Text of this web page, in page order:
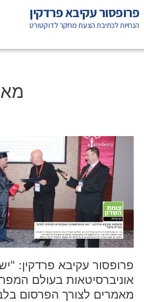
לתוכן
פרופסור עקיבא פרדקין
הנחיות לכתיבת הצעת מחקר לדוקטורט
מאי
פרופסור עקיבא פרדקין:
אוניברסיטאות בעולם
מאמרים לצורך הפרסום
פרופסור
פרדקין:
אוניברסיטאות
המפרסמות
מאמרים
לצורך
הפרסום
בלבד"